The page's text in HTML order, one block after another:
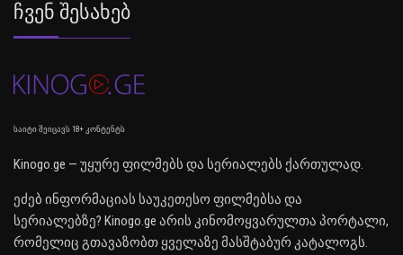
Ჩვენ Შესახებ
საიტი შეიცავს 18+ კონტენტს
Kinogo.ge — უყურე ფილმებს და სერიალებს ქართულად.
ეძებ ინფორმაციას საუკეთესო ფილმებსა და
სერიალებზე? Kinogo.ge არის კინომოყვარულთა პორტალი,
რომელიც გთავაზობთ ყველაზე მასშტაბურ კატალოგს.